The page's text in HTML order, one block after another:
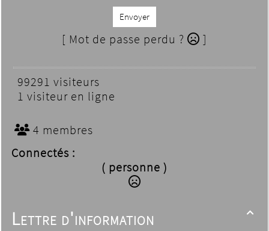
Envoyer
[ Mot de passe perdu ? ]
99291 visiteurs
1 visiteur en ligne
4 membres
Connectés :
( personne )

Lettre d'information